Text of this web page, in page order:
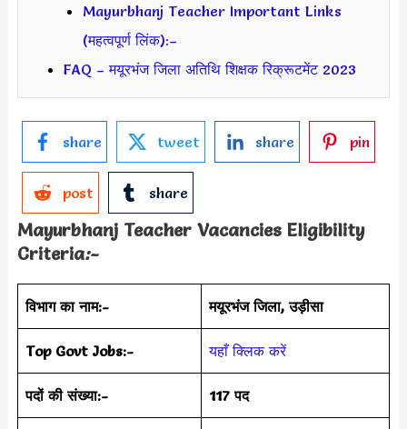
Mayurbhanj Teacher Important Links
(महत्वपूर्ण लिंक):–
FAQ – मयूरभंज जिला अतिथि शिक्षक रिक्रूटमेंट 2023
share tweet share pin
post share
Mayurbhanj Teacher Vacancies Eligibility
Criteria:-
विभाग का नाम:- मयूरभंज जिला, उड़ीसा
Top Govt Jobs:- यहाँ क्लिक करें
पदों की संख्या:- 117 पद